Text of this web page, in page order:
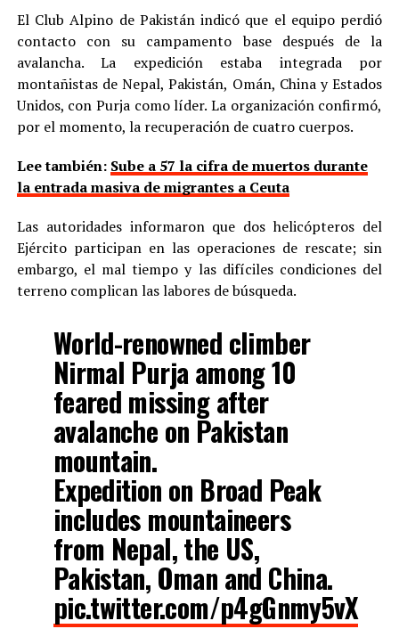
El Club Alpino de Pakistán indicó que el equipo perdió
contacto con su campamento base después de la
avalancha. La expedición estaba integrada por
montañistas de Nepal, Pakistán, Omán, China y Estados
Unidos, con Purja como líder. La organización confirmó,
por el momento, la recuperación de cuatro cuerpos.
Lee también: Sube a 57 la cifra de muertos durante
la entrada masiva de migrantes a Ceuta
Las autoridades informaron que dos helicópteros del
Ejército participan en las operaciones de rescate; sin
embargo, el mal tiempo y las difíciles condiciones del
terreno complican las labores de búsqueda.
World-renowned climber
Nirmal Purja among 10
feared missing after
avalanche on Pakistan
mountain.
Expedition on Broad Peak
includes mountaineers
from Nepal, the US,
Pakistan, Oman and China.
pic.twitter.com/p4gGnmy5vX